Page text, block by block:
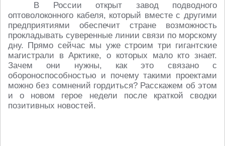
В России открыт завод подводного
оптоволоконного кабеля, который вместе с другими
предприятиями обеспечит стране возможность
прокладывать суверенные линии связи по морскому
дну. Прямо сейчас мы уже строим три гигантские
магистрали в Арктике, о которых мало кто знает.
Зачем они нужны, как это связано с
обороноспособностью и почему такими проектами
можно без сомнений гордиться? Расскажем об этом
и о новом герое недели после краткой сводки
позитивных новостей.